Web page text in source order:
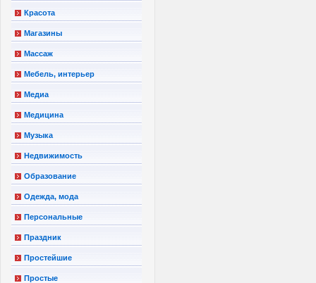
Красота
Магазины
Массаж
Мебель, интерьер
Медиа
Медицина
Музыка
Недвижимость
Образование
Одежда, мода
Персональные
Праздник
Простейшие
Простые